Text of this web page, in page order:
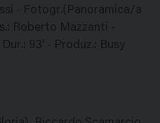
- Fotogr.(Panoramica/a
Roberto Mazzanti -
93' - Produz.: Busy